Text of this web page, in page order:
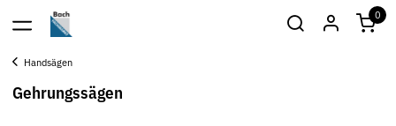
0
Handsägen
Gehrungssägen